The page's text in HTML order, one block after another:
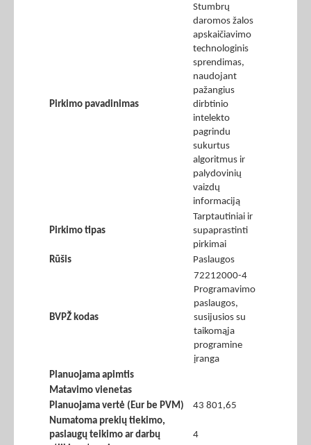
Pirkimo pavadinimas
Stumbrų
daromos žalos
apskaičiavimo
technologinis
sprendimas,
naudojant
pažangius
dirbtinio
intelekto
pagrindu
sukurtus
algoritmus ir
palydovinių
vaizdų
informaciją
Pirkimo tipas
Tarptautiniai ir
supaprastinti
pirkimai
Rūšis
Paslaugos
BVPŽ kodas
72212000-4
Programavimo
paslaugos,
susijusios su
taikomąja
programine
įranga
Planuojama apimtis
Matavimo vienetas
Planuojama vertė (Eur be PVM)
43 801,65
Numatoma prekių tiekimo,
paslaugų teikimo ar darbų
4